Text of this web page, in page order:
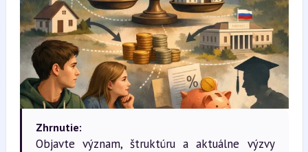
Zhrnutie:
Objavte význam, štruktúru a aktuálne výzvy